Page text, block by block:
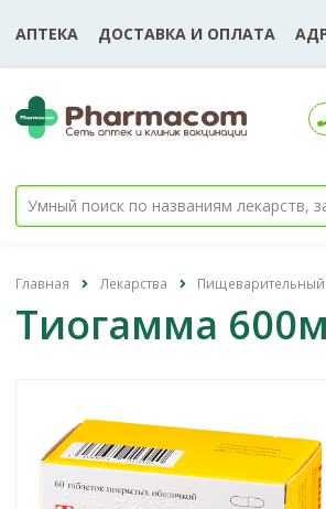
АПТЕКА ДОСТАВКА И ОПЛАТА
Главная Лекарства Пищеварительный
Тиогамма